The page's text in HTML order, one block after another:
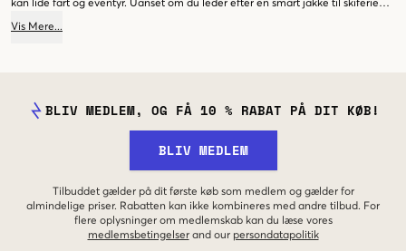
kan lide fart og eventyr. Uanset om du leder efter en smart jakke til skiferien
lige til dig. Udforsk vores udvalg inden for skijakker til piger i dag, og find din
Vis Mere...
BLIV MEDLEM, OG FÅ 10 % RABAT PÅ DIT KØB!
BLIV MEDLEM
Tilbuddet gælder på dit første køb som medlem og gælder for
almindelige priser. Rabatten kan ikke kombineres med andre tilbud. For
flere oplysninger om medlemskab kan du læse vores
medlemsbetingelser and our persondatapolitik